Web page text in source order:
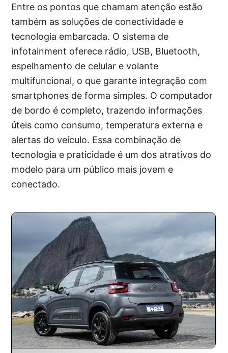
Entre os pontos que chamam atenção estão
também as soluções de conectividade e
tecnologia embarcada. O sistema de
infotainment oferece rádio, USB, Bluetooth,
espelhamento de celular e volante
multifuncional, o que garante integração com
smartphones de forma simples. O computador
de bordo é completo, trazendo informações
úteis como consumo, temperatura externa e
alertas do veículo. Essa combinação de
tecnologia e praticidade é um dos atrativos do
modelo para um público mais jovem e
conectado.